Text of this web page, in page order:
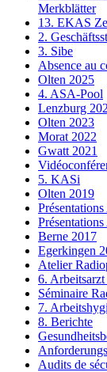
Merkblätter
13. EKAS
2.
3. Sibe
Absence au
Olten 2025
4. ASA-Pool
Lenzburg
Olten 2023
Morat 2022
Gwatt 2021
5. KASi
Olten 2019
Berne 2017
Egerkingen
Atelier
6.
Séminaire
7.
8. Berichte
Audits de